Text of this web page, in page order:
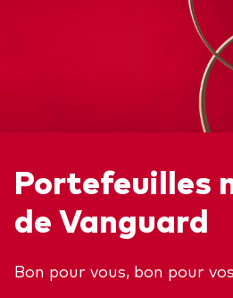
Portefeuilles
de Vanguard
Bon pour vous, bon pour